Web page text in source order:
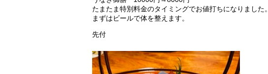
たまたま特別料金のタイミングでお値打ちになりました。
まずはビールで体を整えます。
先付